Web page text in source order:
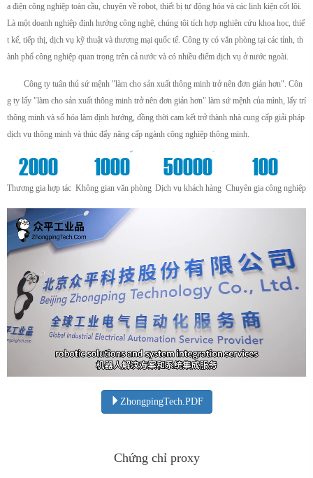
a điện công nghiệp toàn cầu, chuyên về robot, thiết bị tự động hóa và các linh kiện cốt lõi.
Là một doanh nghiệp định hướng công nghệ, chúng tôi tích hợp nghiên cứu khoa học, thiế
t kế, tiếp thị, dịch vụ kỹ thuật và thương mại quốc tế. Công ty có văn phòng tại các tỉnh, th
ành phố công nghiệp quan trọng trên cả nước và có nhiều điểm dịch vụ ở nước ngoài.
Công ty tuân thủ sứ mệnh "làm cho sản xuất thông minh trở nên đơn giản hơn". Côn
g ty lấy "làm cho sản xuất thông minh trở nên đơn giản hơn" làm sứ mệnh của mình, lấy trí
thông minh và số hóa làm định hướng, đồng thời cam kết trở thành nhà cung cấp giải pháp
dịch vụ thông minh và thúc đẩy nâng cấp ngành công nghiệp thông minh.
2000
+
Thương gia hợp tác
1000
m²
Không gian văn phòng
50000
+
Dịch vụ khách hàng
100
+
Chuyên gia công nghiệp
ZhongpingTech.PDF
Chứng chỉ proxy